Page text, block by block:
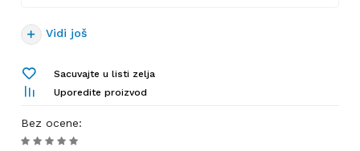
Vidi još
Sacuvajte u listi zelja
Uporedite proizvod
Bez ocene: